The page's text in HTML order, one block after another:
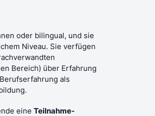
oder bilingual, und sie
Niveau. Sie verfügen
Bereich) über Erfahrung
als
eine Teilnahme-